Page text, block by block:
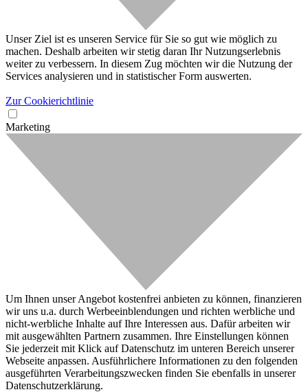
Unser Ziel ist es unseren Service für Sie so gut wie möglich zu
machen. Deshalb arbeiten wir stetig daran Ihr Nutzungserlebnis
weiter zu verbessern. In diesem Zug möchten wir die Nutzung der
Services analysieren und in statistischer Form auswerten.
Zur Cookierichtlinie
Marketing
Um Ihnen unser Angebot kostenfrei anbieten zu können, finanzieren
wir uns u.a. durch Werbeeinblendungen und richten werbliche und
nicht-werbliche Inhalte auf Ihre Interessen aus. Dafür arbeiten wir
mit ausgewählten Partnern zusammen. Ihre Einstellungen können
Sie jederzeit mit Klick auf Datenschutz im unteren Bereich unserer
Webseite anpassen. Ausführlichere Informationen zu den folgenden
ausgeführten Verarbeitungszwecken finden Sie ebenfalls in unserer
Datenschutzerklärung.